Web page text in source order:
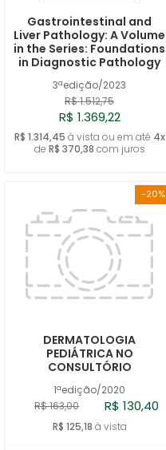
3ªedição/2023
Gastrointestinal and
Liver Pathology: A Volume
in the Series: Foundations
in Diagnostic Pathology
R$ 1.512,75
R$ 1.369,22
R$ 1.314,45 à vista ou em até 4x
de R$ 370,38 com juros
-20%
1ªedição/2020
DERMATOLOGIA
PEDIÁTRICA NO
CONSULTÓRIO
R$ 163,00 R$ 130,40
R$ 125,18 à vista